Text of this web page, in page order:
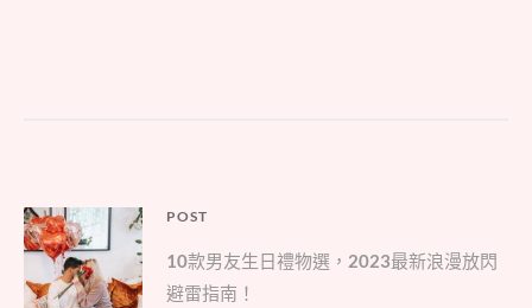
文
章
導
POST
Parent
post:
10款男友生日禮物選， 2023最新浪漫放閃
避雷指南！